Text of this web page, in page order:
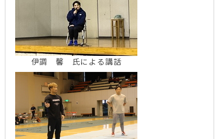
伊調 馨 氏による講話